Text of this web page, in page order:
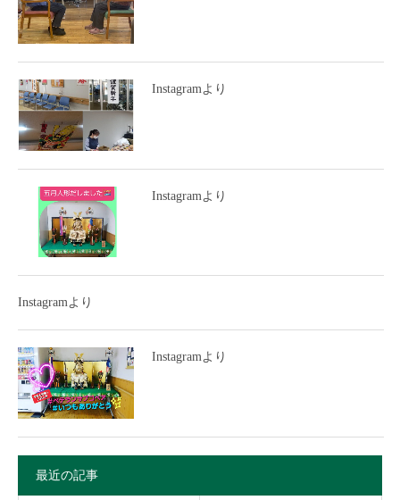
Instagramより
Instagramより
Instagramより
Instagramより
最近の記事